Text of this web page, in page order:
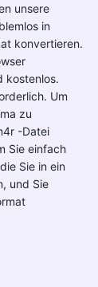
unsere
in
konvertieren.
kostenlos.
Um
zu
-Datei
Sie einfach
Sie in ein
und Sie